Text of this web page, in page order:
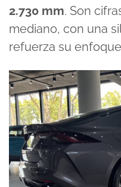
2.730 mm. Son
mediano, con una
refuerza su